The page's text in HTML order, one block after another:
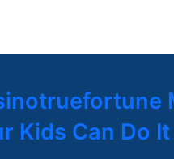
Kids Can Do It